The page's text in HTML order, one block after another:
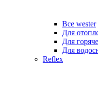
Все wester
Для
Для
Для
Reflex